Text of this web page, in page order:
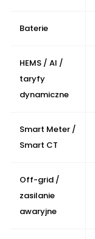
Baterie
HEMS / AI /
taryfy
dynamiczne
Smart Meter /
Smart CT
Off-grid /
zasilanie
awaryjne